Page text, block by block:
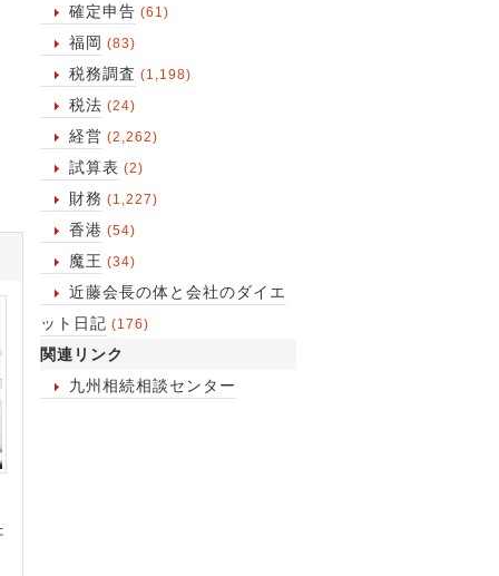
確定申告 (61)
福岡 (83)
税務調査 (1,198)
税法 (24)
経営 (2,262)
試算表 (2)
財務 (1,227)
香港 (54)
魔王 (34)
近藤会長の体と会社のダイエ
ット日記 (176)
関連リンク
九州相続相談センター